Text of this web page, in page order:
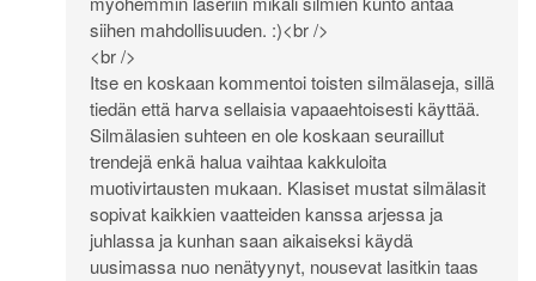
siihen mahdollisuuden. :)<br />
<br />
Itse en koskaan kommentoi toisten silmälaseja, sillä
tiedän että harva sellaisia vapaaehtoisesti käyttää.
Silmälasien suhteen en ole koskaan seuraillut
trendejä enkä halua vaihtaa kakkuloita
muotivirtausten mukaan. Klasiset mustat silmälasit
sopivat kaikkien vaatteiden kanssa arjessa ja
juhlassa ja kunhan saan aikaiseksi käydä
uusimassa nuo nenätyynyt, nousevat lasitkin taas